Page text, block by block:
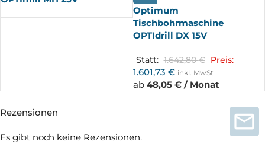
Optimum
Tischbohrmaschine
OPTIdrill DX 15V
Statt: 1.642,80€ Preis:
1.601,73 € inkl. MwSt
ab 48,05 € / Monat
Rezensionen
Es gibt noch keine Rezensionen.